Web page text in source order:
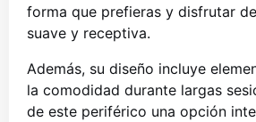
forma que prefieras y disfrutar
suave y receptiva.
Además, su diseño incluye
la comodidad durante largas
de este periférico una opción